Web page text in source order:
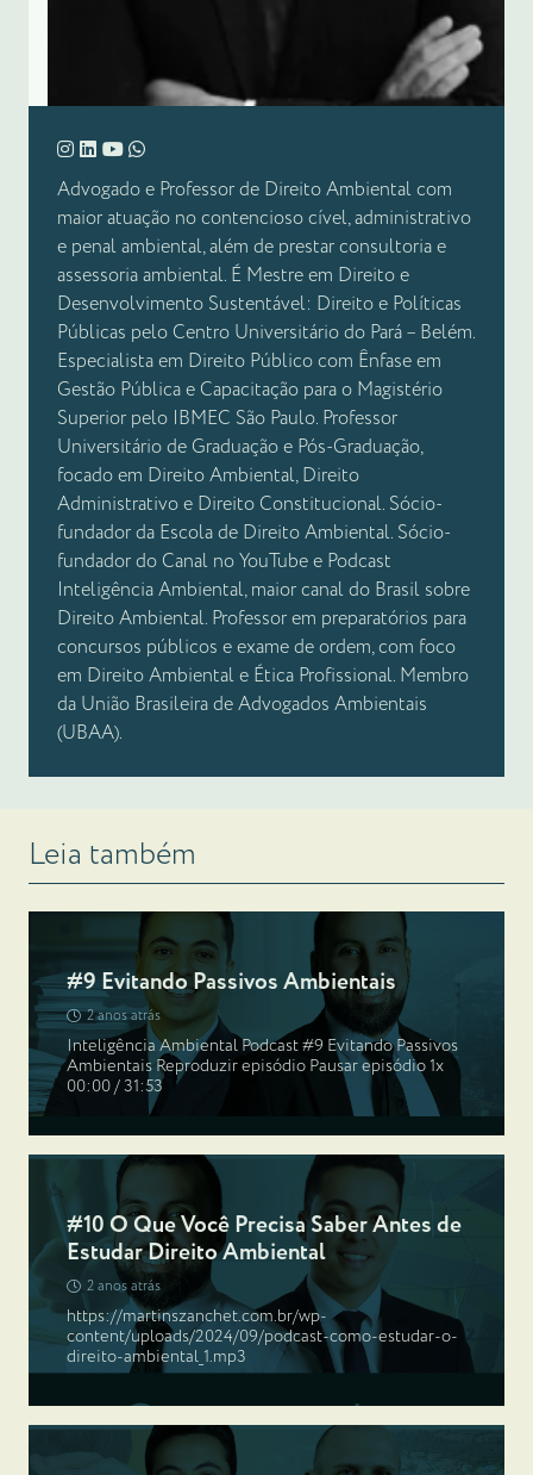
Advogado e Professor de Direito Ambiental com
maior atuação no contencioso cível, administrativo
e penal ambiental, além de prestar consultoria e
assessoria ambiental. É Mestre em Direito e
Desenvolvimento Sustentável: Direito e Políticas
Públicas pelo Centro Universitário do Pará – Belém.
Especialista em Direito Público com Ênfase em
Gestão Pública e Capacitação para o Magistério
Superior pelo IBMEC São Paulo. Professor
Universitário de Graduação e Pós-Graduação,
focado em Direito Ambiental, Direito
Administrativo e Direito Constitucional. Sócio-
fundador da Escola de Direito Ambiental. Sócio-
fundador do Canal no YouTube e Podcast
Inteligência Ambiental, maior canal do Brasil sobre
Direito Ambiental. Professor em preparatórios para
concursos públicos e exame de ordem, com foco
em Direito Ambiental e Ética Profissional. Membro
da União Brasileira de Advogados Ambientais
(UBAA).
Leia também
#9 Evitando Passivos Ambientais
2 anos atrás
Inteligência Ambiental Podcast #9 Evitando Passivos
Ambientais Reproduzir episódio Pausar episódio 1x
00:00 / 31:53
#10 O Que Você Precisa Saber Antes de
Estudar Direito Ambiental
2 anos atrás
https://martinszanchet.com.br/wp-
content/uploads/2024/09/podcast-como-estudar-o-
direito-ambiental_1.mp3